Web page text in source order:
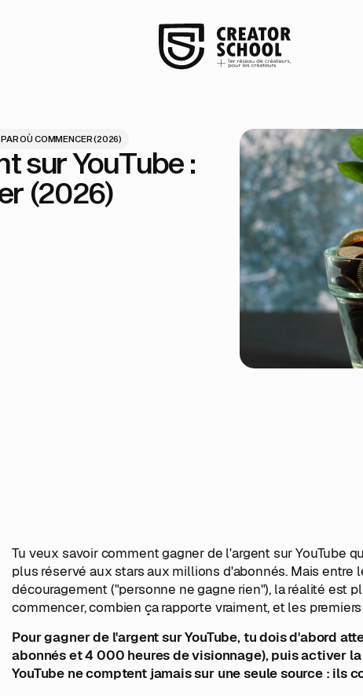
OÙ COMMENCER (2026)
sur YouTube :
(2026)
Tu veux savoir comment gagner de l'argent sur YouTube
plus réservé aux stars aux millions d'abonnés. Mais entre
découragement ("personne ne gagne rien"), la réalité est
commencer, combien ça rapporte vraiment, et les
Pour gagner de l'argent sur YouTube, tu dois d'abord
abonnés et 4 000 heures de visionnage), puis activer
YouTube ne comptent jamais sur une seule source : ils